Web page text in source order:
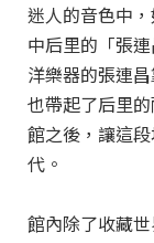
迷人的音色中
中后里的「張
洋樂器的張連
也帶起了后里
館之後，讓這
代。
館內除了收藏